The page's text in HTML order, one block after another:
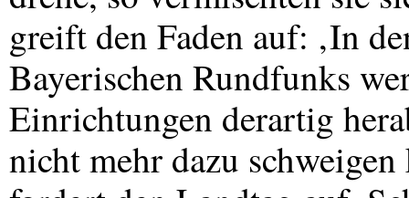
greift den Faden auf: ‚In
Bayerischen Rundfunks
Einrichtungen derartig
nicht mehr dazu